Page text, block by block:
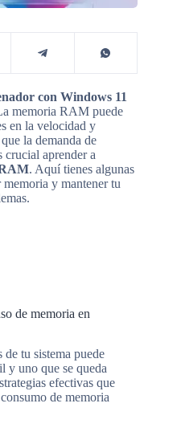
con Windows 11
memoria RAM puede
en la velocidad y
la demanda de
crucial aprender a
. Aquí tienes algunas
memoria y mantener tu
de memoria en
de tu sistema puede
y uno que se queda
efectivas que
de memoria